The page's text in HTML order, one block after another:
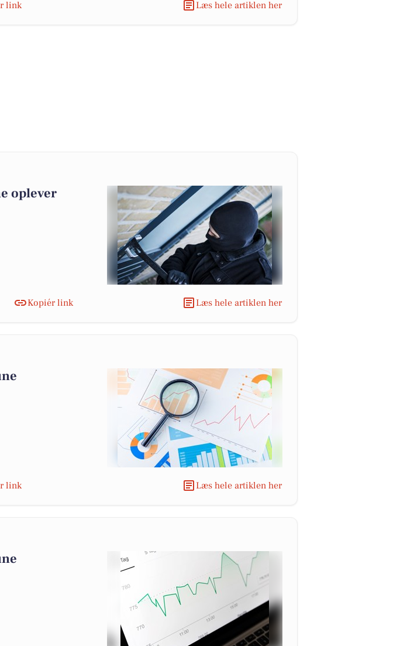
link Læs hele artiklen her
oplever
Kopiér link Læs hele artiklen her
link Læs hele artiklen her